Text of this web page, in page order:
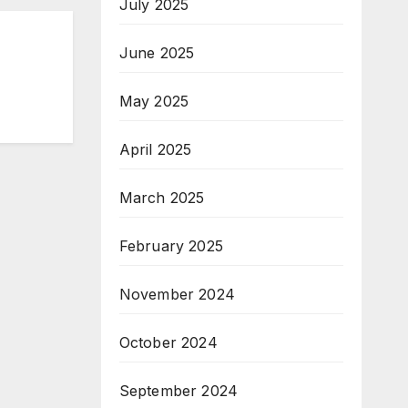
July 2025
June 2025
May 2025
April 2025
March 2025
February 2025
November 2024
October 2024
September 2024